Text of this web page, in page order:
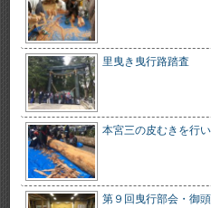
里曳き曳行路踏査
本宮三の皮むきを行
第９回曳行部会・御